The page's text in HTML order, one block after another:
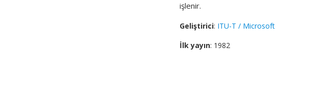
işlenir.
Geliştirici: ITU-T / Microsoft
İlk yayın: 1982